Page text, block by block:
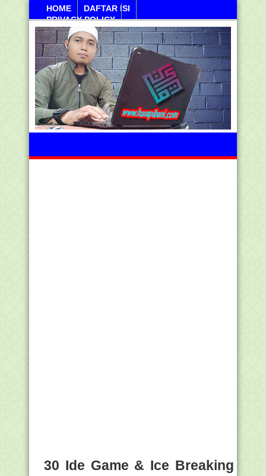
HOME
DAFTAR ISI
PRIVACY POLICY
Sabtu, 08 Agustus 2026
30 Ide Game & Ice Breaking